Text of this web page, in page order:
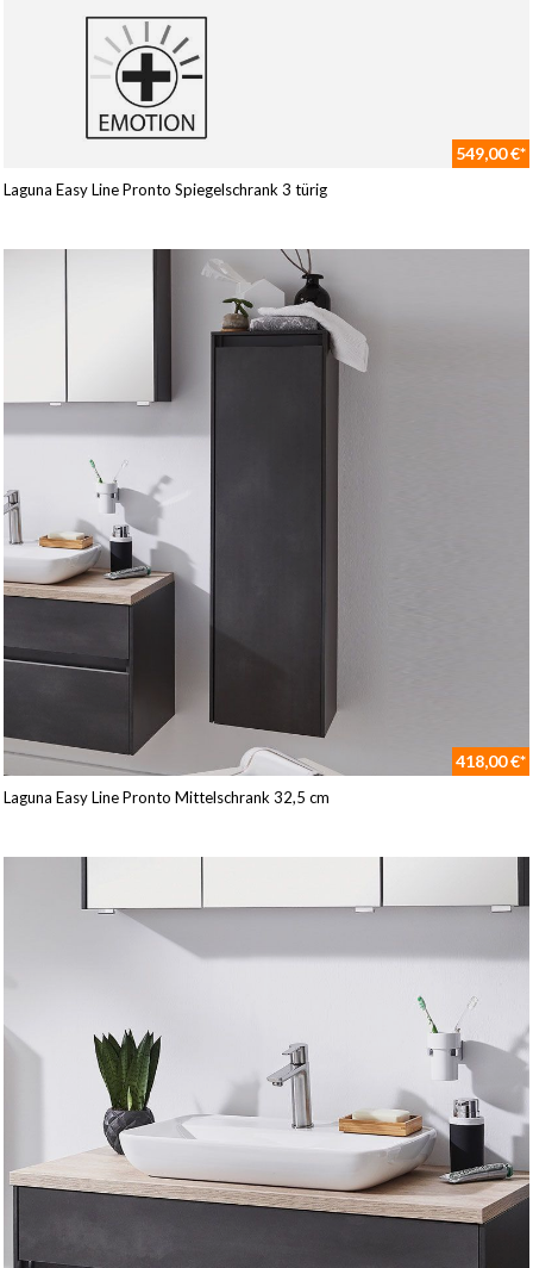
549,00 €*
Laguna Easy Line Pronto Spiegelschrank 3 türig
418,00 €*
Laguna Easy Line Pronto Mittelschrank 32,5 cm